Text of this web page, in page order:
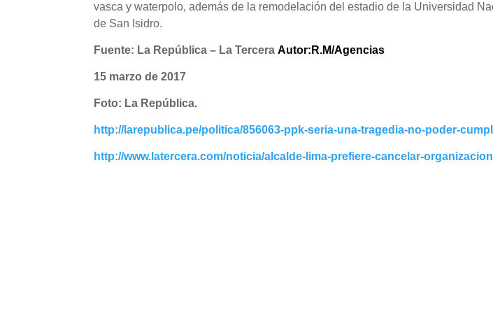
vasca y waterpolo, además de la remodelación del estadio de la Universidad
de San Isidro.
Fuente: La República – La TerceraAutor: R.M/Agencias
15 marzo de 2017
Foto: La República.
http://larepublica.pe/politica/856063-ppk-seria-una-tragedia-no-poder-
http://www.latercera.com/noticia/alcalde-lima-prefiere-cancelar-